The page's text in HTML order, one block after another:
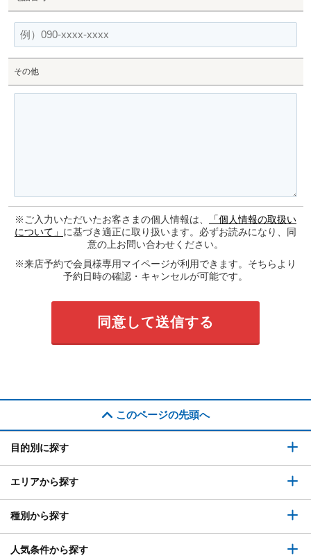
その他
※ご入力いただいたお客さまの個人情報は、
「個人情報の取扱い
について」 に基づき適正に取り扱います。必ずお読みになり、同
意の上お問い合わせください。
※来店予約で会員様専用マイページが利用できます。そちらより
予約日時の確認・キャンセルが可能です。
このページの先頭へ
目的別に探す
エリアから探す
種別から探す
人気条件から探す